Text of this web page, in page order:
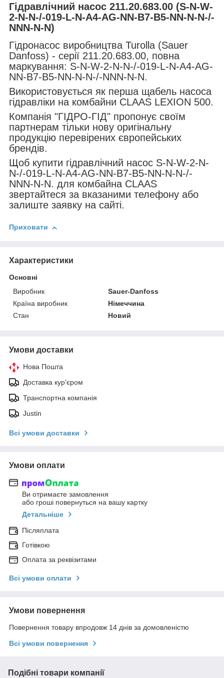
Гідравлічний насос 211.20.683.00 (S-N-W-
2-N-N-/-019-L-N-A4-AG-NN-B7-B5-NN-N-N-/-
NNN-N-N)
Гідронасос виробництва Turolla (Sauer
Danfoss) - серії 211.20.683.00, повна
маркування: S-N-W-2-N-N-/-019-L-N-A4-AG-
NN-B7-B5-NN-N-N-/-NNN-N-N.
Використовується як перша щабель насоса
гідравліки на комбайни CLAAS LEXION 500.
Компанія "ГІДРО-ГІД" пропонує своїм
партнерам тільки нову оригінальну
продукцію перевірених європейських
брендів.
Щоб купити гідравлічний насос S-N-W-2-N-
N-/-019-L-N-A4-AG-NN-B7-B5-NN-N-N-/-
NNN-N-N. для комбайна CLAAS
звертайтеся за вказаними телефону або
залиште заявку на сайті.
Приховати
Характеристики
Основні
Виробник
Sauer-Danfoss
Країна виробник
Німеччина
Стан
Новий
Умови доставки
Нова Пошта
Доставка кур'єром
Транспортна компанія
Justin
Всі умови доставки
Умови оплати
Ви отримаєте замовлення
або гроші повернуться на вашу картку
Детальніше
Післяплата
Готівкою
Оплата за реквізитами
Всі умови оплати
Умови повернення
Повернення товару впродовж 14 днів за домовленістю
Всі умови повернення
Подібні товари компанії